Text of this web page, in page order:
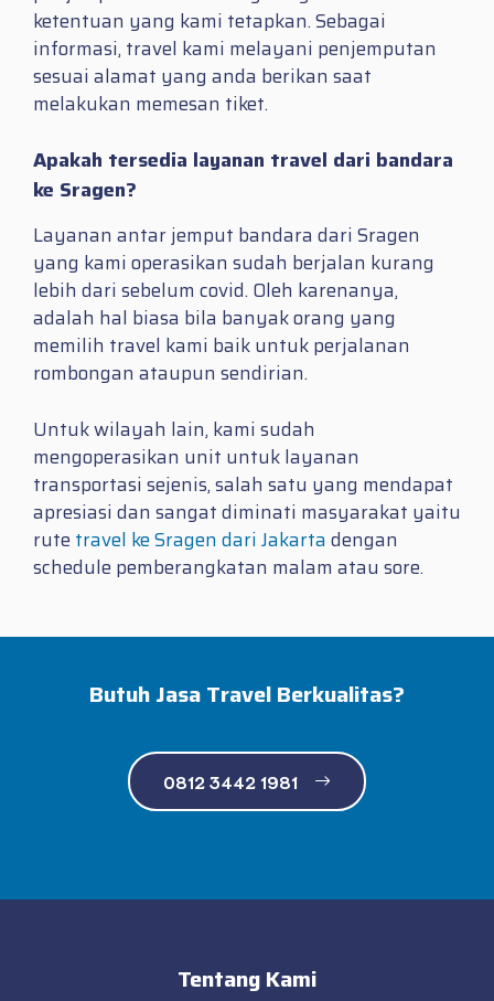
ketentuan yang kami tetapkan. Sebagai
informasi, travel kami melayani penjemputan
sesuai alamat yang anda berikan saat
melakukan memesan tiket.
Apakah tersedia layanan travel dari bandara
ke Sragen?
Layanan antar jemput bandara dari Sragen
yang kami operasikan sudah berjalan kurang
lebih dari sebelum covid. Oleh karenanya,
adalah hal biasa bila banyak orang yang
memilih travel kami baik untuk perjalanan
rombongan ataupun sendirian.
Untuk wilayah lain, kami sudah
mengoperasikan unit untuk layanan
transportasi sejenis, salah satu yang mendapat
apresiasi dan sangat diminati masyarakat yaitu
rute travel ke Sragen dari Jakarta dengan
schedule pemberangkatan malam atau sore.
Butuh Jasa Travel Berkualitas?
0812 3442 1981
Tentang Kami